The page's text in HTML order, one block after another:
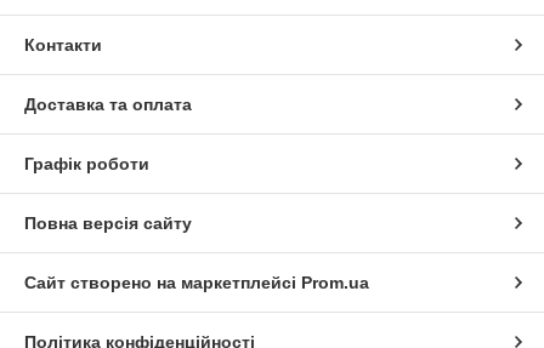
Контакти
Доставка та оплата
Графік роботи
Повна версія сайту
Сайт створено на маркетплейсі Prom.ua
Політика конфіденційності